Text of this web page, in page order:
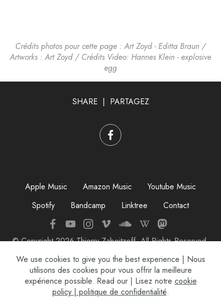
Crédits photos pour cette page : Art Zoyd - Editta Braun /
Artworks : Art Zoyd / Crédits Video: Hannes Klein - explosive
egg
SHARE | PARTAGEZ
Apple Music Amazon Music
Youtube Music
Spotify
Bandcamp Linktree Contact
© Copyright 2026 Thierry Zaboitzeff. All Rights Reserved.
We use cookies to give you the best experience | Nous
utilisons des cookies pour vous offrir la meilleure
expérience possible. Read our | Lisez notre cookie
policy | politique de confidentialité.